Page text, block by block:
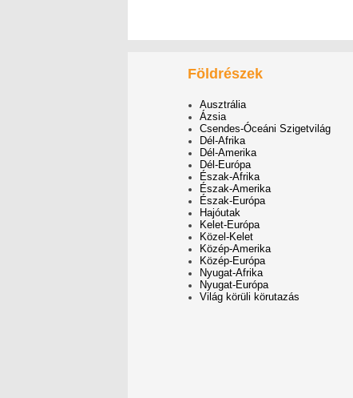
Földrészek
Ausztrália
Ázsia
Csendes-Óceáni Szigetvilág
Dél-Afrika
Dél-Amerika
Dél-Európa
Észak-Afrika
Észak-Amerika
Észak-Európa
Hajóutak
Kelet-Európa
Közel-Kelet
Közép-Amerika
Közép-Európa
Nyugat-Afrika
Nyugat-Európa
Világ körüli körutazás